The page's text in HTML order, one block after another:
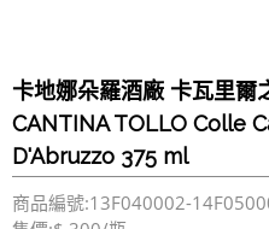
卡地娜朵羅酒廠 卡瓦里爾
CANTINA TOLLO Colle
D'Abruzzo 375 ml
商品編號:13F040002-